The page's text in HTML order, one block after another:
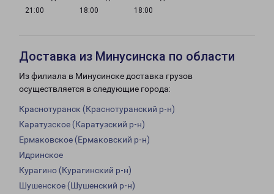
21:00
18:00
18:00
Доставка из Минусинска по области
Из филиала в Минусинске доставка грузов
осуществляется в следующие города:
Краснотуранск (Краснотуранский р-н)
Каратузское (Каратузский р-н)
Ермаковское (Ермаковский р-н)
Идринское
Курагино (Курагинский р-н)
Шушенское (Шушенский р-н)